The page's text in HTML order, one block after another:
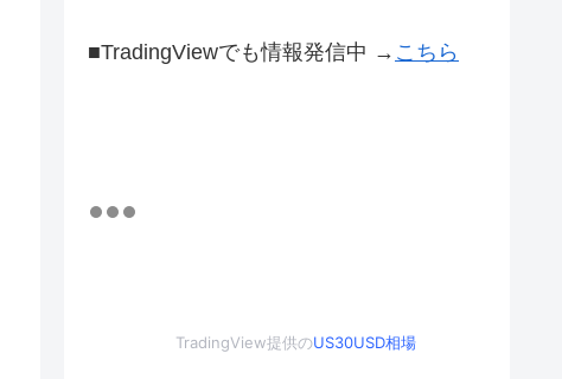
■TradingViewでも情報発信中 → こちら
TradingView提供のUS30USD相場